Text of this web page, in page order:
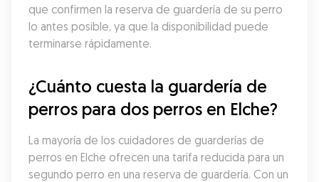
que confirmen la reserva de guardería de su perro
lo antes posible, ya que la disponibilidad puede
terminarse rápidamente.
¿Cuánto cuesta la guardería de
perros para dos perros en Elche?
La mayoría de los cuidadores de guarderías de
perros en Elche ofrecen una tarifa reducida para un
segundo perro en una reserva de guardería. Con un